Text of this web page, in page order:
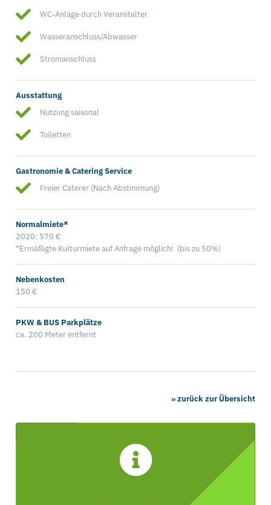
WC-Anlage durch Veranstalter
Wasseranschluss/Abwasser
Stromanschluss
Ausstattung
Nutzung saisonal
Toiletten
Gastronomie & Catering Service
Freier Caterer (Nach Abstimmung)
Normalmiete*
2020: 570 €
*Ermäßigte Kulturmiete auf Anfrage möglich! (bis zu 50%)
Nebenkosten
150 €
PKW & BUS Parkplätze
ca. 200 Meter entfernt
» zurück zur Übersicht